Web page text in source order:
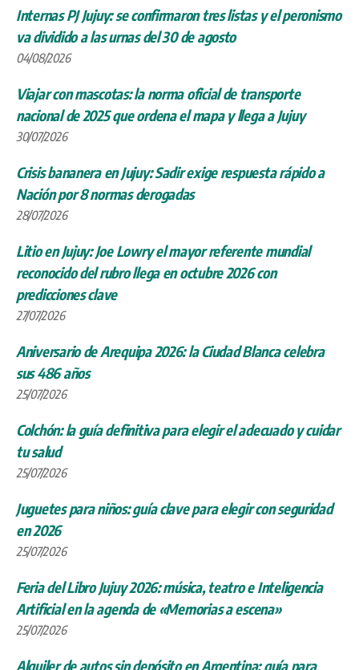
Internas PJ Jujuy: se confirmaron tres listas y el peronismo
va dividido a las urnas del 30 de agosto
04/08/2026
Viajar con mascotas: la norma oficial de transporte
nacional de 2025 que ordena el mapa y llega a Jujuy
30/07/2026
Crisis bananera en Jujuy: Sadir exige respuesta rápido a
Nación por 8 normas derogadas
28/07/2026
Litio en Jujuy: Joe Lowry el mayor referente mundial
reconocido del rubro llega en octubre 2026 con
predicciones clave
27/07/2026
Aniversario de Arequipa 2026: la Ciudad Blanca celebra
sus 486 años
25/07/2026
Colchón: la guía definitiva para elegir el adecuado y cuidar
tu salud
25/07/2026
Juguetes para niños: guía clave para elegir con seguridad
en 2026
25/07/2026
Feria del Libro Jujuy 2026: música, teatro e Inteligencia
Artificial en la agenda de «Memorias a escena»
25/07/2026
Alquiler de autos sin depósito en Argentina: guía para